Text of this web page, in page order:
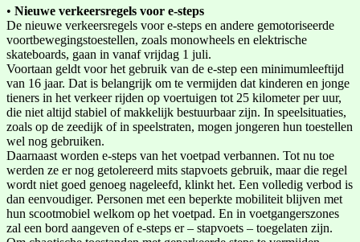
• Nieuwe verkeersregels voor e-steps
De nieuwe verkeersregels voor e-steps en andere gemotoriseerde
voortbewegingstoestellen, zoals monowheels en elektrische
skateboards, gaan in vanaf vrijdag 1 juli.
Voortaan geldt voor het gebruik van de e-step een minimumleeftijd
van 16 jaar. Dat is belangrijk om te vermijden dat kinderen en jonge
tieners in het verkeer rijden op voertuigen tot 25 kilometer per uur,
die niet altijd stabiel of makkelijk bestuurbaar zijn. In speelsituaties,
zoals op de zeedijk of in speelstraten, mogen jongeren hun toestellen
wel nog gebruiken.
Daarnaast worden e-steps van het voetpad verbannen. Tot nu toe
werden ze er nog getolereerd mits stapvoets gebruik, maar die regel
wordt niet goed genoeg nageleefd, klinkt het. Een volledig verbod is
dan eenvoudiger. Personen met een beperkte mobiliteit blijven met
hun scootmobiel welkom op het voetpad. En in voetgangerszones
zal een bord aangeven of e-steps er – stapvoets – toegelaten zijn.